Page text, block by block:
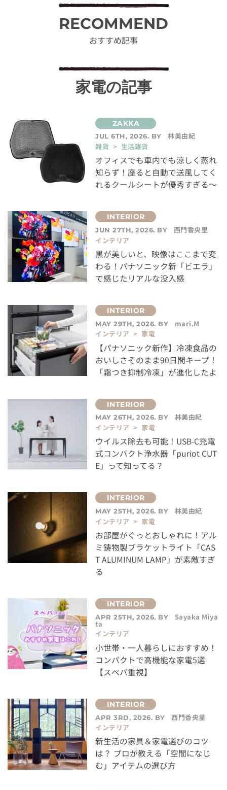
RECOMMEND
おすすめ記事
家電の記事
JUL 6TH, 2026. BY
林美由紀
雑貨 > 生活雑貨
オフィスでも車内でも涼しく蒸れ
知らず！座ると自動で送風してく
れるクールシートが優秀すぎる～
JUN 27TH, 2026. BY
西門香央里
インテリア
黒が美しいと、映像はここまで変
わる！パナソニック新「ビエラ」
で感じたリアルな没入感
MAY 29TH, 2026. BY
mari.M
インテリア > 家電
【パナソニック新作】冷凍食品の
おいしさそのまま90日間キープ！
「霜つき抑制冷凍」が進化したよ
MAY 26TH, 2026. BY
林美由紀
インテリア > 家電
ウイルス除去も可能！USB-C充電
式コンパクト浄水器「puriot CUT
E」って知ってる？
MAY 25TH, 2026. BY
林美由紀
インテリア > 家電
お部屋がぐっとおしゃれに！アル
ミ鋳物製ブラケットライト「CAS
T ALUMINUM LAMP」が素敵すぎ
る
APR 25TH, 2026. BY Sayaka Miya
ta
インテリア
小世帯・一人暮らしにおすすめ！
コンパクトで高機能な家電5選
【スぺパ重視】
APR 3RD, 2026. BY
西門香央里
インテリア
新生活の家具＆家電選びのコツ
は？ プロが教える「空間になじ
む」アイテムの選び方